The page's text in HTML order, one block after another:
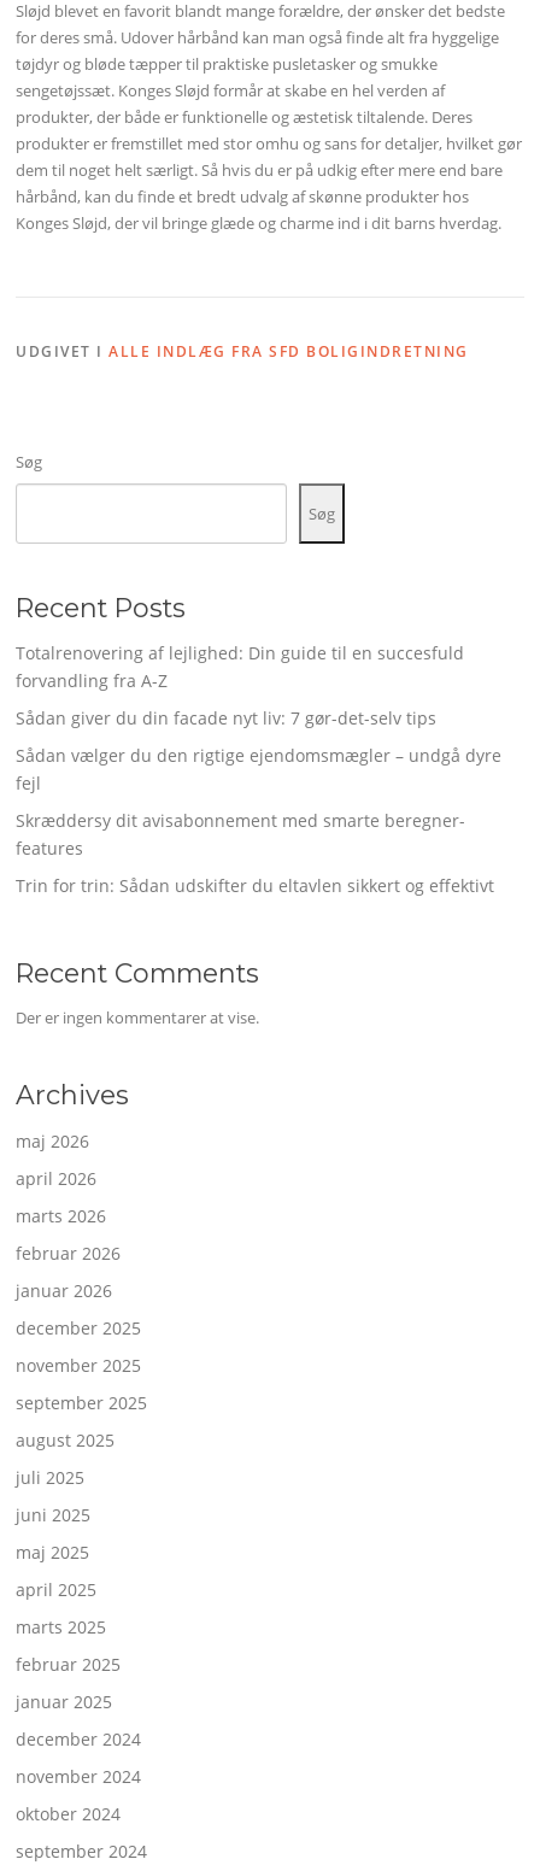
Sløjd blevet en favorit blandt mange forældre, der ønsker det bedste
for deres små. Udover hårbånd kan man også finde alt fra hyggelige
tøjdyr og bløde tæpper til praktiske pusletasker og smukke
sengetøjssæt. Konges Sløjd formår at skabe en hel verden af
produkter, der både er funktionelle og æstetisk tiltalende. Deres
produkter er fremstillet med stor omhu og sans for detaljer, hvilket gør
dem til noget helt særligt. Så hvis du er på udkig efter mere end bare
hårbånd, kan du finde et bredt udvalg af skønne produkter hos
Konges Sløjd, der vil bringe glæde og charme ind i dit barns hverdag.
UDGIVET IALLE INDLÆG FRA SFD BOLIGINDRETNING
Søg
Søg
Recent Posts
Totalrenovering af lejlighed: Din guide til en succesfuld
forvandling fra A-Z
Sådan giver du din facade nyt liv: 7 gør-det-selv tips
Sådan vælger du den rigtige ejendomsmægler – undgå dyre
fejl
Skræddersy dit avisabonnement med smarte beregner-
features
Trin for trin: Sådan udskifter du eltavlen sikkert og effektivt
Recent Comments
Der er ingen kommentarer at vise.
Archives
maj 2026
april 2026
marts 2026
februar 2026
januar 2026
december 2025
november 2025
september 2025
august 2025
juli 2025
juni 2025
maj 2025
april 2025
marts 2025
februar 2025
januar 2025
december 2024
november 2024
oktober 2024
september 2024